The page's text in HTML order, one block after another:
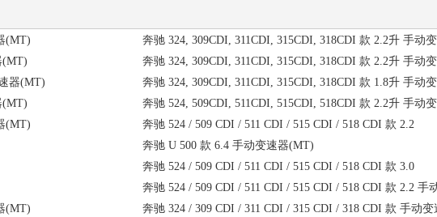
(MT)
奔驰 324, 309CDI, 311CDI, 315CDI, 318CDI 款 2.2升 手动
(MT)
奔驰 324, 309CDI, 311CDI, 315CDI, 318CDI 款 2.2升 手动
器(MT)
奔驰 324, 309CDI, 311CDI, 315CDI, 318CDI 款 1.8升 手动
(MT)
奔驰 524, 509CDI, 511CDI, 515CDI, 518CDI 款 2.2升 手动
(MT)
奔驰 524 / 509 CDI / 511 CDI / 515 CDI / 518 CDI 款 2.2
奔驰 U 500 款 6.4 手动变速器(MT)
奔驰 524 / 509 CDI / 511 CDI / 515 CDI / 518 CDI 款 3.0
奔驰 524 / 509 CDI / 511 CDI / 515 CDI / 518 CDI 款 2.2 手
(MT)
奔驰 324 / 309 CDI / 311 CDI / 315 CDI / 318 CDI 款 手动